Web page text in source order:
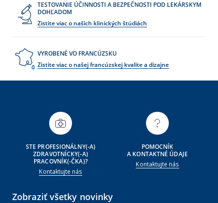
TESTOVANIE ÚČINNOSTI A BEZPEČNOSTI POD LEKÁRSKYM
DOHĽADOM
Zistite viac o našich klinických štúdiách
VYROBENÉ VO FRANCÚZSKU
Zistite viac o našej francúzskej kvalite a dizajne
STE PROFESIONÁLNY(-A)
ZDRAVOTNÍCKY(-A)
PRACOVNÍK(-ČKA)?
Kontaktujte nás
POMOCNÍK
A KONTAKTNÉ ÚDAJE
Kontaktujte nás
Zobraziť všetky novinky